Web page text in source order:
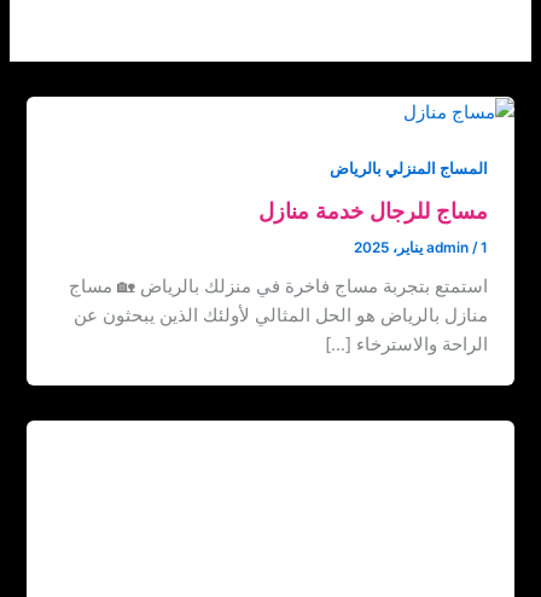
المساج المنزلي بالرياض
مساج للرجال خدمة منازل
admin /1 يناير، 2025
استمتع بتجربة مساج فاخرة في منزلك بالرياض 🏡 مساج
منازل بالرياض هو الحل المثالي لأولئك الذين يبحثون عن
الراحة والاسترخاء […]